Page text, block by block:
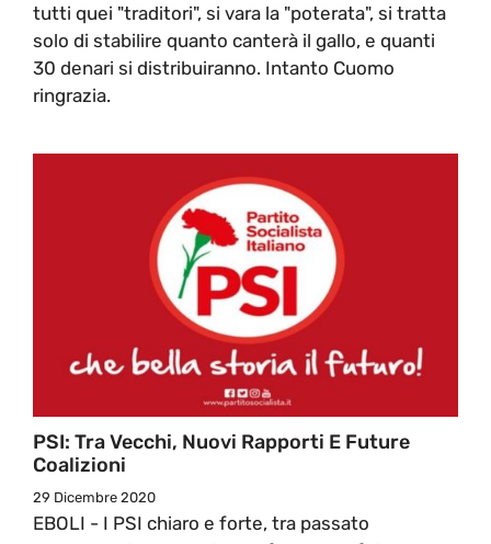
tutti quei "traditori", si vara la "poterata", si tratta
solo di stabilire quanto canterà il gallo, e quanti
30 denari si distribuiranno. Intanto Cuomo
ringrazia.
PSI: Tra Vecchi, Nuovi Rapporti E Future
Coalizioni
29 Dicembre 2020
EBOLI - I PSI chiaro e forte, tra passato